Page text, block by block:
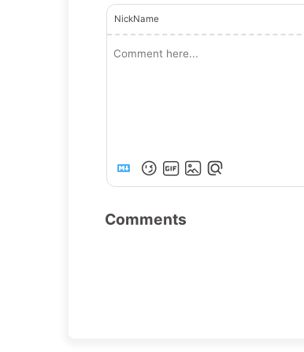
NickName
Comments